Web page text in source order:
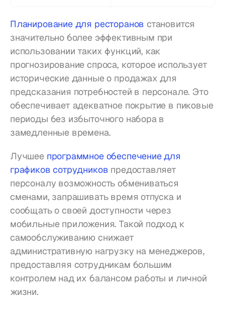
Планирование для ресторанов становится
значительно более эффективным при
использовании таких функций, как
прогнозирование спроса, которое использует
исторические данные о продажах для
предсказания потребностей в персонале. Это
обеспечивает адекватное покрытие в пиковые
периоды без избыточного набора в
замедленные времена.
Лучшее программное обеспечение для
графиков сотрудников предоставляет
персоналу возможность обмениваться
сменами, запрашивать время отпуска и
сообщать о своей доступности через
мобильные приложения. Такой подход к
самообслуживанию снижает
административную нагрузку на менеджеров,
предоставляя сотрудникам большим
контролем над их балансом работы и личной
жизни.